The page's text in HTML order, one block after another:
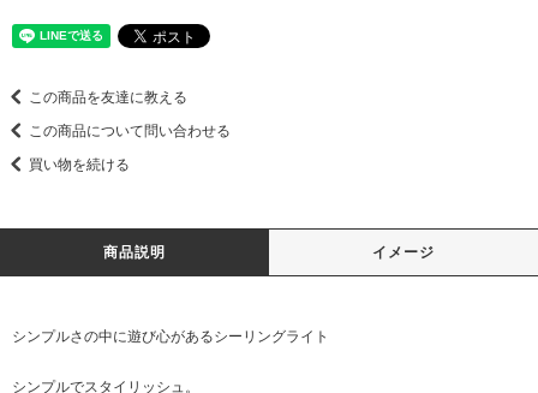
この商品を友達に教える
この商品について問い合わせる
買い物を続ける
商品説明 イメージ
シンプルさの中に遊び心があるシーリングライト
シンプルでスタイリッシュ。